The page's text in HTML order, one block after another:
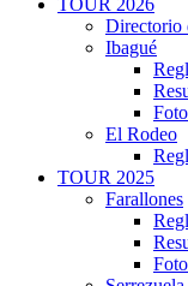
TOUR 2026
Directorio
Ibagué
El Rodeo
TOUR 2025
Farallones